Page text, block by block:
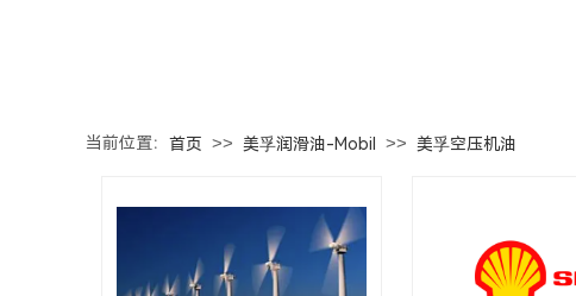
首页 >> 美孚润滑油-Mobil >> 美孚空压机油
当前位置：